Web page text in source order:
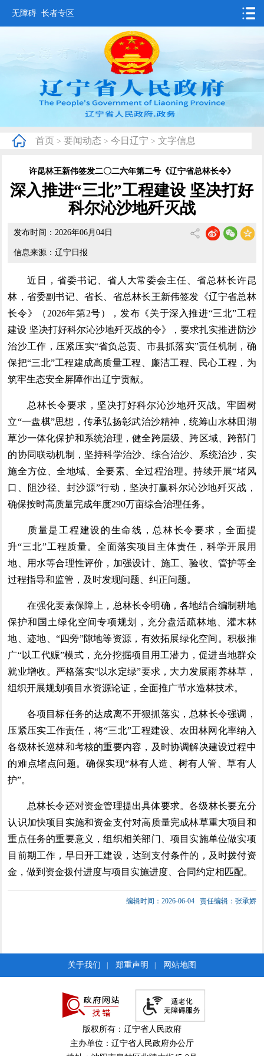
无障碍 长者专区
要闻动态
政务公开
互动交流
数据发布
省情概况
首页 > 要闻动态 > 今日辽宁 > 文字信息
许昆林王新伟签发二〇二六年第二号《辽宁省总林长令》
深入推进“三北”工程建设 坚决打好
科尔沁沙地歼灭战
发布时间：2026年06月04日
信息来源：辽宁日报
近日，省委书记、省人大常委会主任、省总林长许昆
林，省委副书记、省长、省总林长王新伟签发《辽宁省总林
长令》（2026年第2号），发布《关于深入推进“三北”工程
建设 坚决打好科尔沁沙地歼灭战的令》，要求扎实推进防沙
治沙工作，压紧压实“省负总责、市县抓落实”责任机制，确
保把“三北”工程建成高质量工程、廉洁工程、民心工程，为
筑牢生态安全屏障作出辽宁贡献。
总林长令要求，坚决打好科尔沁沙地歼灭战。牢固树
立“一盘棋”思想，传承弘扬彰武治沙精神，统筹山水林田湖
草沙一体化保护和系统治理，健全跨层级、跨区域、跨部门
的协同联动机制，坚持科学治沙、综合治沙、系统治沙，实
施全方位、全地域、全要素、全过程治理。持续开展“堵风
口、阻沙径、封沙源”行动，坚决打赢科尔沁沙地歼灭战，
确保按时高质量完成年度290万亩综合治理任务。
质量是工程建设的生命线，总林长令要求，全面提
升“三北”工程质量。全面落实项目主体责任，科学开展用
地、用水等合理性评价，加强设计、施工、验收、管护等全
过程指导和监管，及时发现问题、纠正问题。
在强化要素保障上，总林长令明确，各地结合编制耕地
保护和国土绿化空间专项规划，充分盘活疏林地、灌木林
地、迹地、“四旁”隙地等资源，有效拓展绿化空间。积极推
广“以工代赈”模式，充分挖掘项目用工潜力，促进当地群众
就业增收。严格落实“以水定绿”要求，大力发展雨养林草，
组织开展规划项目水资源论证，全面推广节水造林技术。
各项目标任务的达成离不开狠抓落实，总林长令强调，
压紧压实工作责任，将“三北”工程建设、农田林网化率纳入
各级林长巡林和考核的重要内容，及时协调解决建设过程中
的难点堵点问题。确保实现“林有人造、树有人管、草有人
护”。
总林长令还对资金管理提出具体要求。各级林长要充分
认识加快项目实施和资金支付对高质量完成林草重大项目和
重点任务的重要意义，组织相关部门、项目实施单位做实项
目前期工作，早日开工建设，达到支付条件的，及时拨付资
金，做到资金拨付进度与项目实施进度、合同约定相匹配。
编辑时间：2026-06-04 责任编辑：张承娇
关于我们 郑重声明 网站地图
版权所有：辽宁省人民政府
主办单位：辽宁省人民政府办公厅